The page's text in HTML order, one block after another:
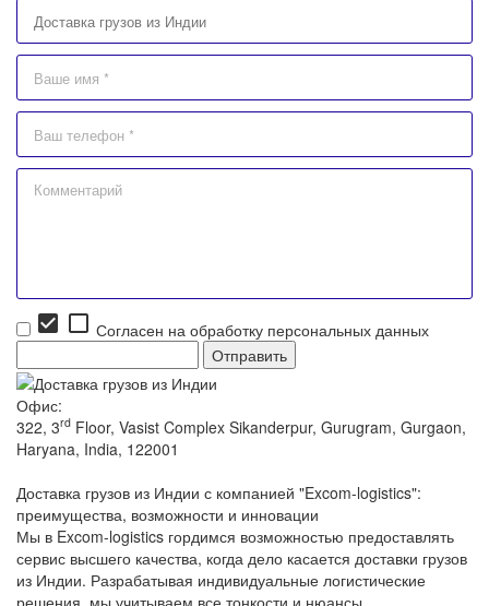
check_box check_box_outline_blank Согласен на обработку персональных данных
Офис:
322, 3rd Floor, Vasist Complex Sikanderpur, Gurugram, Gurgaon,
Haryana, India, 122001
Доставка грузов из Индии с компанией "Excom-logistics":
преимущества, возможности и инновации
Мы в Excom-logistics гордимся возможностью предоставлять
сервис высшего качества, когда дело касается доставки грузов
из Индии. Разрабатывая индивидуальные логистические
решения, мы учитываем все тонкости и нюансы,